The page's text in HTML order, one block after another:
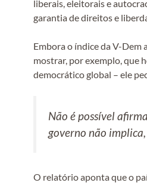
liberais, eleitorais e
garantia de direitos e
Embora o índice da V-Dem
mostrar, por exemplo, que
democrático global – ele
Não é possível
governo não
O relatório aponta que o